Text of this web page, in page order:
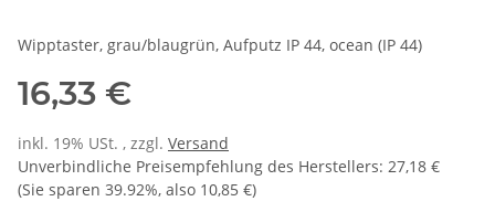
Wipptaster, grau/blaugrün, Aufputz IP 44, ocean (IP 44)
16,33 €
inkl. 19% USt. , zzgl. Versand
Unverbindliche Preisempfehlung des Herstellers: 27,18 €
(Sie sparen 39.92%, also 10,85 €)